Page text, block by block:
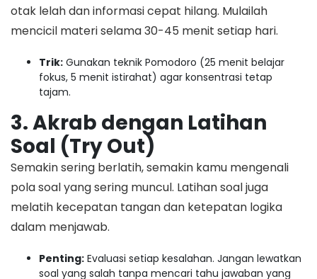
otak lelah dan informasi cepat hilang. Mulailah
mencicil materi selama 30-45 menit setiap hari.
Trik: Gunakan teknik Pomodoro (25 menit belajar
fokus, 5 menit istirahat) agar konsentrasi tetap
tajam.
3. Akrab dengan Latihan
Soal (Try Out)
​Semakin sering berlatih, semakin kamu mengenali
pola soal yang sering muncul. Latihan soal juga
melatih kecepatan tangan dan ketepatan logika
dalam menjawab.
Penting: Evaluasi setiap kesalahan. Jangan lewatkan
soal yang salah tanpa mencari tahu jawaban yang